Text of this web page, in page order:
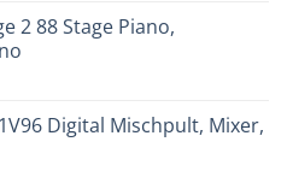
2 88 Stage Piano,
Digital Mischpult, Mixer,